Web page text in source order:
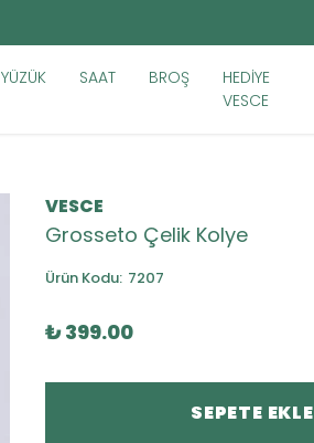
YÜZÜK SAAT BROŞ
HEDİYE
VESCE
VESCE
Grosseto Çelik Kolye
Ürün Kodu: 7207
₺ 399.00
SEPETE EKLE